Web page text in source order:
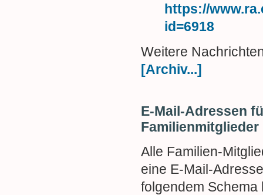
https://
id=6918
Weitere
[Archiv...]
E-Mail-Adressen
Familienmitglieder
Alle Familien-
eine E-Mail-
folgendem Schema